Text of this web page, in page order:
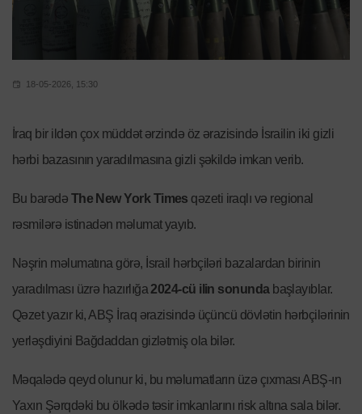
18-05-2026, 15:30
İraq bir ildən çox müddət ərzində öz ərazisində İsrailin iki gizli
hərbi bazasının yaradılmasına gizli şəkildə imkan verib.
Bu barədə The New York Times qəzeti iraqlı və regional
rəsmilərə istinadən məlumat yayıb.
Nəşrin məlumatına görə, İsrail hərbçiləri bazalardan birinin
yaradılması üzrə hazırlığa2024-cü ilin sonundabaşlayıblar.
Qəzet yazır ki, ABŞ İraq ərazisində üçüncü dövlətin hərbçilərinin
yerləşdiyini Bağdaddan gizlətmiş ola bilər.
Məqalədə qeyd olunur ki, bu məlumatların üzə çıxması ABŞ-ın
Yaxın Şərqdəki bu ölkədə təsir imkanlarını risk altına sala bilər.